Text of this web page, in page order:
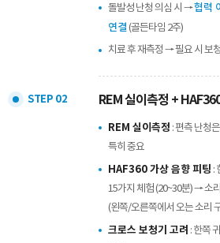
돌발성 난청 의심 시 →협력
연결 (골든타임 2주)
치료 후 재측정 → 필요 시 보
STEP 02 REM 실이측정 +
REM 실이측정 : 편측 난청
특히 중요
HAF360 가상 음향 피팅 :
15가지 체험 (20~30분) → 소
(왼쪽/오른쪽에서 오는 소리
크로스 보청기 고려 : 한쪽